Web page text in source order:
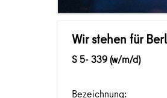
Wir stehen für
S 5- 339 (w/m/d)
Bezeichnung: